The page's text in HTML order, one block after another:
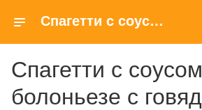
Спагетти с соусом болоньезе с говядиной купить в Москве по доступным ценам
Спагетти с соусом
болоньезе с